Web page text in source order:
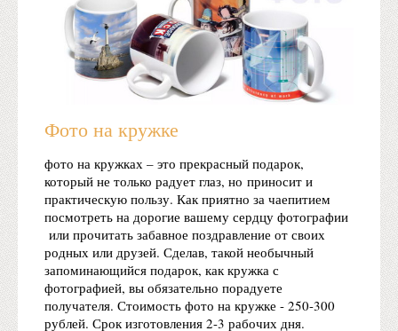
Фото на кружке
фото на кружках – это прекрасный подарок,
который не только радует глаз, но приносит и
практическую пользу. Как приятно за чаепитием
посмотреть на дорогие вашему сердцу фотографии
или прочитать забавное поздравление от своих
родных или друзей. Сделав, такой необычный
запоминающийся подарок, как кружка с
фотографией, вы обязательно порадуете
получателя. Стоимость фото на кружке - 250-300
рублей. Срок изготовления 2-3 рабочих дня.